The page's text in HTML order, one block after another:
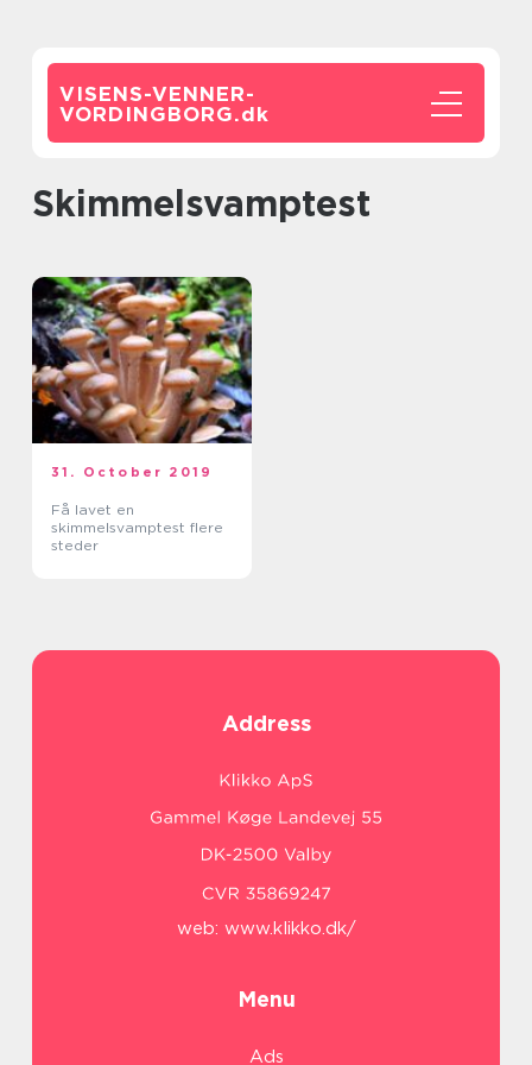
VISENS-VENNER-
VORDINGBORG.dk
skimmelsvamptest
31. October 2019
Få lavet en
skimmelsvamptest flere
steder
Address
web: www.klikko.dk/
Menu
Ads